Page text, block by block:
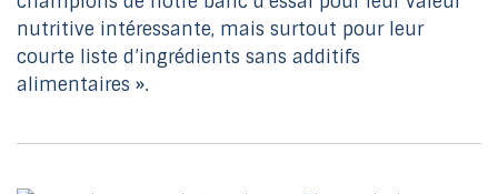
nutritive intéressante, mais surtout pour leur
courte liste d’ingrédients sans additifs
alimentaires ».